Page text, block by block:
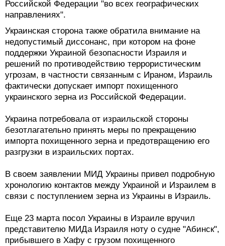
Российской Федерации "во всех географических
направлениях".
Украинская сторона также обратила внимание на
недопустимый диссонанс, при котором на фоне
поддержки Украиной безопасности Израиля и
решений по противодействию террористическим
угрозам, в частности связанным с Ираном, Израиль
фактически допускает импорт похищенного
украинского зерна из Российской Федерации.
Украина потребовала от израильской стороны
безотлагательно принять меры по прекращению
импорта похищенного зерна и предотвращению его
разгрузки в израильских портах.
В своем заявлении МИД Украины привел подробную
хронологию контактов между Украиной и Израилем в
связи с поступлением зерна из Украины в Израиль.
Еще 23 марта посол Украины в Израиле вручил
представителю МИДа Израиля ноту о судне "Абинск",
прибывшего в Хафу с грузом похищенного